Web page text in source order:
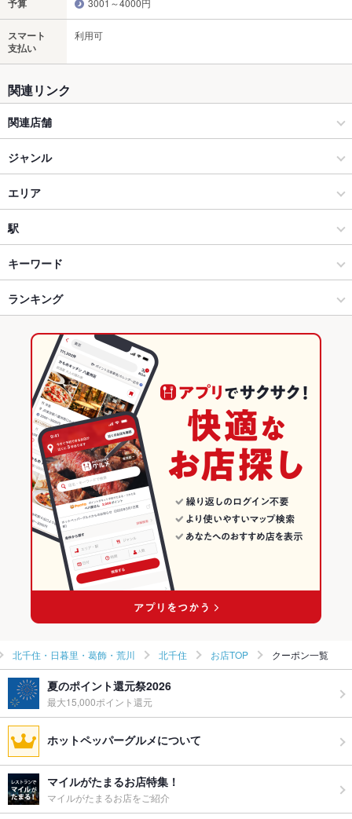
予算 3001～4000円
スマート
支払い
利用可
関連リンク
関連店舗
博多うずまき
ジャンル
居酒屋
和風
北千住・日暮里・葛飾・荒川 × 居酒屋
北千住・日暮里・葛飾・荒川 × 和風
北千住駅 × 居酒屋
北千住駅 × 和風
焼き鳥・鶏料理
北千住・日暮里・葛飾・荒川 × 和食
北千住・日暮里・葛飾・荒川 × 焼き鳥・鶏料理
北千住駅 × 和食
北千住駅 × 焼き鳥・鶏料理
エリア
北千住
北千住 × 居酒屋
北千住 × 和風
北千住 × 和食
北千住 × 焼き鳥・鶏料理
東京 × 居酒屋
東京 × 和風
東京 × 和食
東京 × 焼き鳥・鶏料理
駅
北千住駅
千住大橋駅
キーワード
からあげ もつ鍋
ランキング
東京のグルメランキング
東京の居酒屋ランキング
北千住・日暮里・葛飾・荒川のグルメランキング
北千住・日暮里・葛飾・荒川の居酒屋ランキング
北千住のグルメランキング
北千住の居酒屋ランキング
北千住・日暮里・葛飾・荒川 北千住 お店TOP クーポン一覧
夏のポイント還元祭2026
最大15,000ポイント還元
ホットペッパーグルメについて
マイルがたまるお店特集！
マイルがたまるお店をご紹介